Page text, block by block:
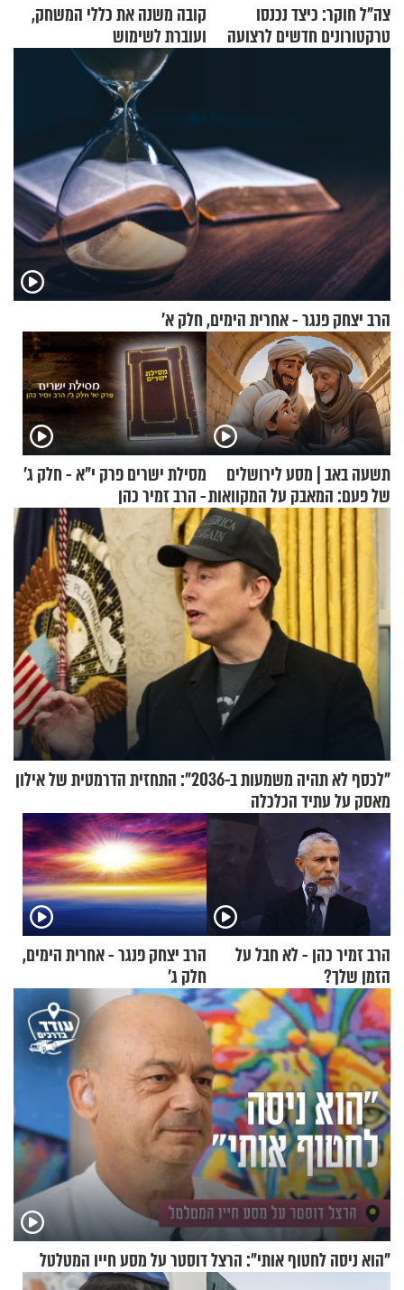
צה"ל חוקר: כיצד נכנסו
טרקטורונים חדשים לרצועה
קובה משנה את כללי המשחק,
ועוברת לשימוש
בתלת־אופנועים סולאריים
הרב יצחק פנגר - אחרית הימים, חלק א’
תשעה באב | מסע לירושלים
של פעם: המאבק על המקוואות
מסילת ישרים פרק י"א - חלק ג’
- הרב זמיר כהן
"לכסף לא תהיה משמעות ב-2036": התחזית הדרמטית של אילון
מאסק על עתיד הכלכלה
הרב זמיר כהן - לא חבל על
הזמן שלך?
הרב יצחק פנגר - אחרית הימים,
חלק ג’
"הוא ניסה לחטוף אותי": הרצל דוסטר על מסע חייו המטלטל